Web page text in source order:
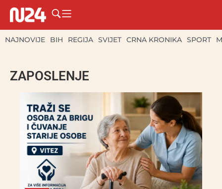
NAJNOVIJE BIH REGIJA SVIJET CRNA KRONIKA SPORT
ZAPOSLENJE